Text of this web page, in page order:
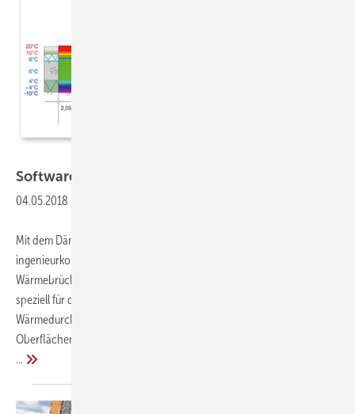
Software
04.05.2018
Mit dem Dämmwerk Wärmebrückenmodul stellt Kern
ingenieurkonzepte ein Werkzeug für die Darstellung linearer
Wärmebrücken nach EN ISO 10211 zur Verfügung. Es eignet sich
speziell für die Berechnung von längenbezogenen
Wärmedurchgangskoeffizienten (psi-Werten) und
Oberflächentemperaturfaktoren (f
...